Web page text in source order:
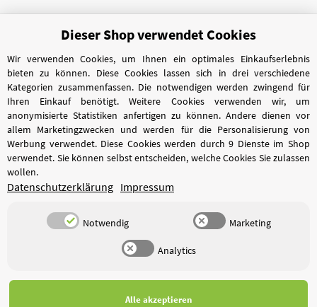
Vertrag widerrufen
Dieser Shop verwendet Cookies
Wir verwenden Cookies, um Ihnen ein optimales Einkaufserlebnis
bieten zu können. Diese Cookies lassen sich in drei verschiedene
Kategorien zusammenfassen. Die notwendigen werden zwingend für
Ihren Einkauf benötigt. Weitere Cookies verwenden wir, um
anonymisierte Statistiken anfertigen zu können. Andere dienen vor
allem Marketingzwecken und werden für die Personalisierung von
Werbung verwendet. Diese Cookies werden durch 9 Dienste im Shop
verwendet. Sie können selbst entscheiden, welche Cookies Sie zulassen
wollen.
Datenschutzerklärung Impressum
Notwendig Marketing
Analytics
Alle akzeptieren